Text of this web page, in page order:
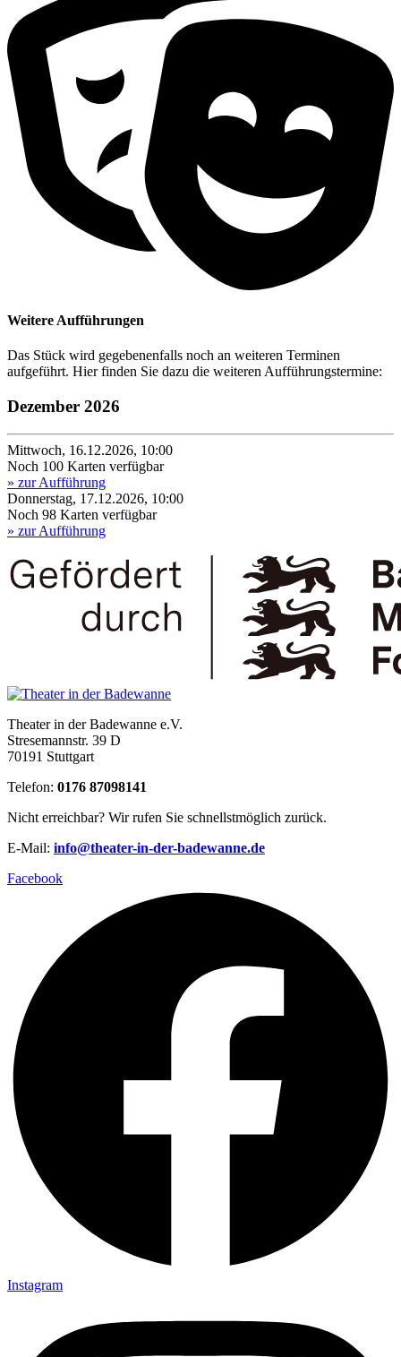
Weitere Aufführungen
Das Stück wird gegebenenfalls noch an weiteren Terminen
aufgeführt. Hier finden Sie dazu die weiteren Aufführungstermine:
Dezember 2026
Mittwoch, 16.12.2026, 10:00
Noch 100 Karten verfügbar
» zur Aufführung
Donnerstag, 17.12.2026, 10:00
Noch 98 Karten verfügbar
» zur Aufführung
Theater in der Badewanne e.V.
Stresemannstr. 39 D
70191 Stuttgart
Telefon: 0176 87098141
Nicht erreichbar? Wir rufen Sie schnellstmöglich zurück.
E-Mail: info@theater-in-der-badewanne.de
Facebook
Instagram